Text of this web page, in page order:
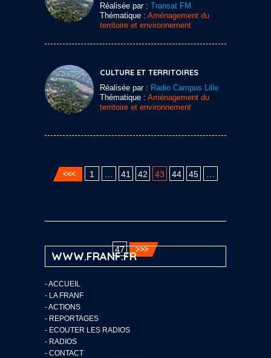
Réalisée par : Transat FM
Thématique : Aménagement du
territoire et environnement
CULTURE ET TERRITOIRES
Réalisée par : Radio Campus Lille
Thématique : Aménagement du
territoire et environnement
1 41 42 43 44 45
47
WWW.FRANF.FR
-ACCUEIL
- LA FRANF
-ACTIONS
- REPORTAGES
- ECOUTER LES RADIOS
- RADIOS
- CONTACT